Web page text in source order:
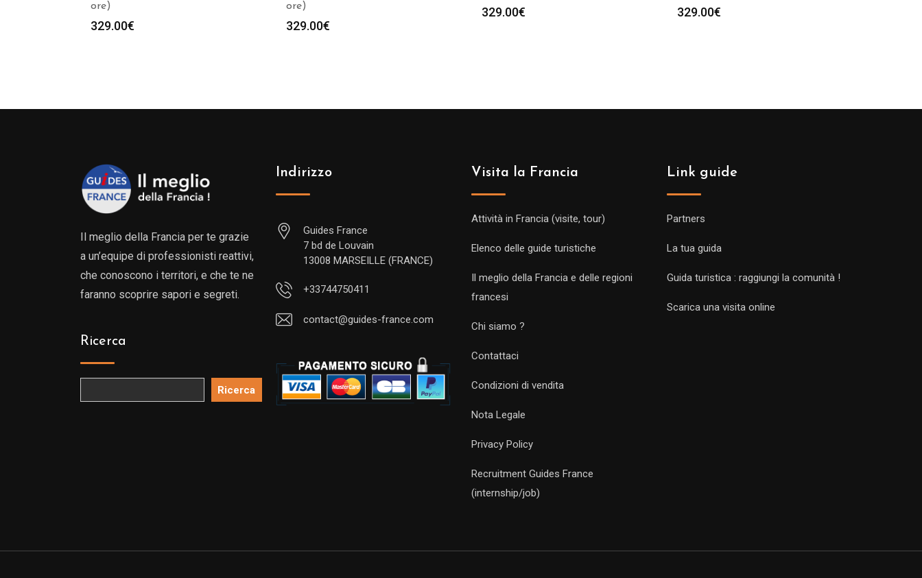
ore)
329.00€
ore)
329.00€
329.00€ 329.00€
Il meglio della Francia per te grazie
a un’equipe di professionisti reattivi,
che conoscono i territori, e che te ne
faranno scoprire sapori e segreti.
Ricerca
Ricerca
Indirizzo
Guides France
7 bd de Louvain
13008 MARSEILLE (FRANCE)
+33744750411
contact@guides-france.com
Visita la Francia
Attività in Francia (visite, tour)
Elenco delle guide turistiche
Il meglio della Francia e delle regioni
francesi
Chi siamo ?
Contattaci
Condizioni di vendita
Nota Legale
Privacy Policy
Recruitment Guides France
(internship/job)
Link guide
Partners
La tua guida
Guida turistica : raggiungi la comunità !
Scarica una visita online